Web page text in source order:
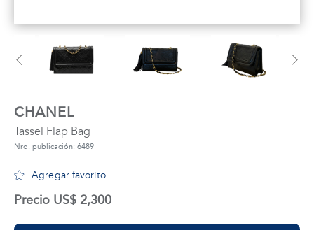
CHANEL
Tassel Flap Bag
Nro. publicación: 6489
Agregar favorito
Precio US$ 2,300